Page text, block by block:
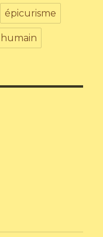
épicurisme